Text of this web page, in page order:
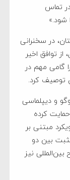
تماس
شود.»
در سخنرانی
توافق اخیر
گامی مهم در
توصیف کرد.
و دیپلماسی
کرده
مبتنی بر
بین دو
نیز